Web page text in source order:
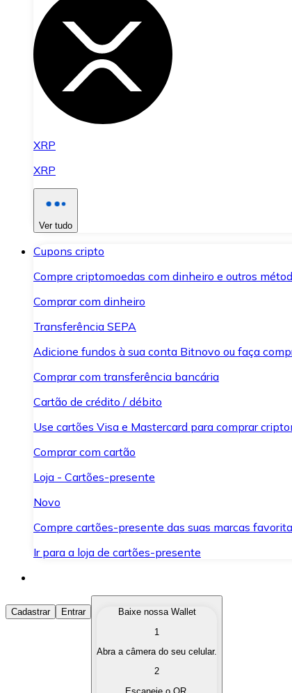
XRP
XRP
Ver tudo
Cupons cripto
Compre criptomoedas com dinheiro e outros
Comprar com dinheiro
Transferência SEPA
Adicione fundos à sua conta Bitnovo ou faça
Comprar com transferência bancária
Cartão de crédito / débito
Use cartões Visa e Mastercard para comprar
Comprar com cartão
Loja - Cartões-presente
Novo
Compre cartões-presente das suas marcas
Ir para a loja de cartões-presente
Comprar Criptomoedas
Compre as criptomoedas de seu interesse de forma
Converta suas criptomoedas em moeda fiduciária
Cadastrar Entrar
Baixe nossa Wallet
1
Abra a câmera do seu celular.
2